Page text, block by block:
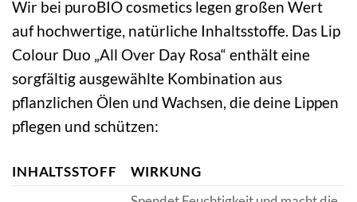
Wir bei puroBIO cosmetics legen großen Wert
auf hochwertige, natürliche Inhaltsstoffe. Das Lip
Colour Duo „All Over Day Rosa“ enthält eine
sorgfältig ausgewählte Kombination aus
pflanzlichen Ölen und Wachsen, die deine Lippen
pflegen und schützen:
INHALTSSTOFF WIRKUNG